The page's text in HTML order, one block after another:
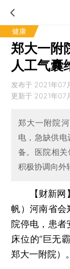
健康
郑大一附
人工气囊
发布于 2021年07
更新于 2021年07
郑大一附院
电，急缺供
备。医院相
积极协调向外
【财新
帆）河南省会
院停电，患者
床位的“巨无
郑大一附院）。